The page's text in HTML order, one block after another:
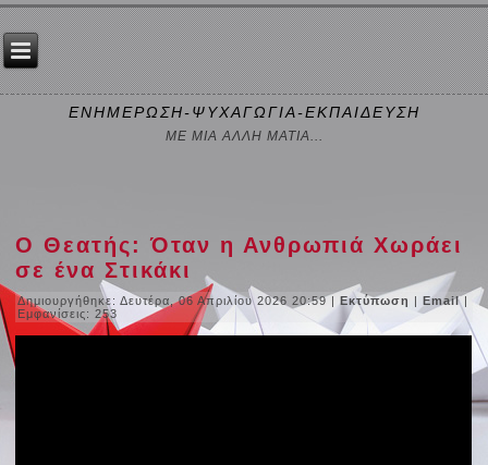
ΕΝΗΜΕΡΩΣΗ-ΨΥΧΑΓΩΓΙΑ-ΕΚΠΑΙΔΕΥΣΗ
ΜΕ ΜΙΑ ΑΛΛΗ ΜΑΤΙΑ...
Ο Θεατής: Όταν η Ανθρωπιά Χωράει
σε ένα Στικάκι
Δημιουργήθηκε: Δευτέρα, 06 Απριλίου 2026 20:59|Εκτύπωση |Email|
Εμφανίσεις: 253